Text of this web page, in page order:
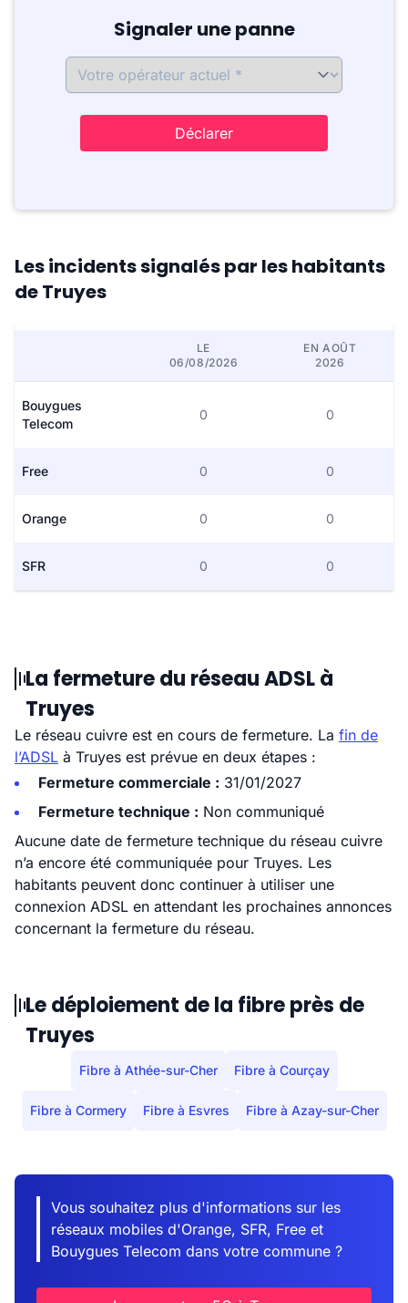
Signaler une panne
Déclarer
Les incidents signalés par les habitants
de Truyes
LE
06/08/2026
EN AOÛT
2026
Bouygues
Telecom
0 0
Free 0 0
Orange 0 0
SFR 0 0
La fermeture du réseau ADSL à
Truyes
Le réseau cuivre est en cours de fermeture. La fin de
l’ADSL à Truyes est prévue en deux étapes :
Fermeture commerciale : 31/01/2027
Fermeture technique : Non communiqué
Aucune date de fermeture technique du réseau cuivre
n’a encore été communiquée pour Truyes. Les
habitants peuvent donc continuer à utiliser une
connexion ADSL en attendant les prochaines annonces
concernant la fermeture du réseau.
Le déploiement de la fibre près de
Truyes
Fibre à Athée-sur-Cher Fibre à Courçay
Fibre à Cormery Fibre à Esvres Fibre à Azay-sur-Cher
Vous souhaitez plus d'informations sur les
réseaux mobiles d'Orange, SFR, Free et
Bouygues Telecom dans votre commune ?